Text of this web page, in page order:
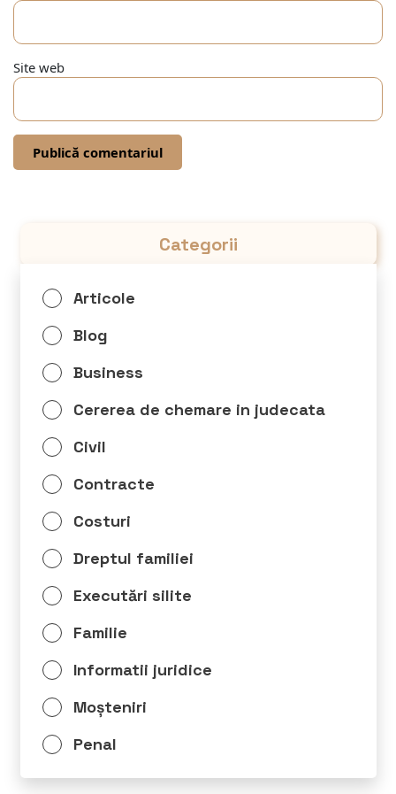
Site web
Categorii
Articole
Blog
Business
Cererea de chemare in judecata
Civil
Contracte
Costuri
Dreptul familiei
Executări silite
Familie
Informatii juridice
Moșteniri
Penal